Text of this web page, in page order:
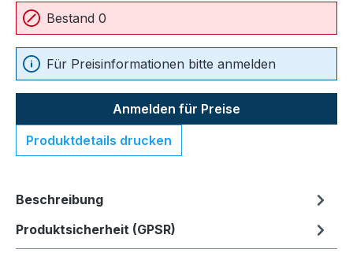
Bestand 0
Für Preisinformationen bitte anmelden
Anmelden für Preise
Produktdetails drucken
Beschreibung
Produktsicherheit (GPSR)